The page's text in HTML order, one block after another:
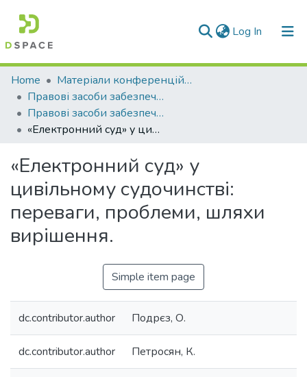
Log In (current)
Communities & Collections
All of DSpace
Statistics
Home
Матеріали конференцій та семінарів
Правові засоби забезпечення та захисту прав людини : вітчизняний та зарубіжний досвід
Правові засоби забезпечення та захисту прав людини: вітчизняний та зарубіжний досвід (2024 р.)
«Електронний суд» у цивільному судочинстві: переваги, проблеми, шляхи вирішення.
«Електронний суд» у
цивільному судочинстві:
переваги, проблеми, шляхи
вирішення.
Simple item page
dc.contributor.author Подрєз, О.
dc.contributor.author Петросян, К.